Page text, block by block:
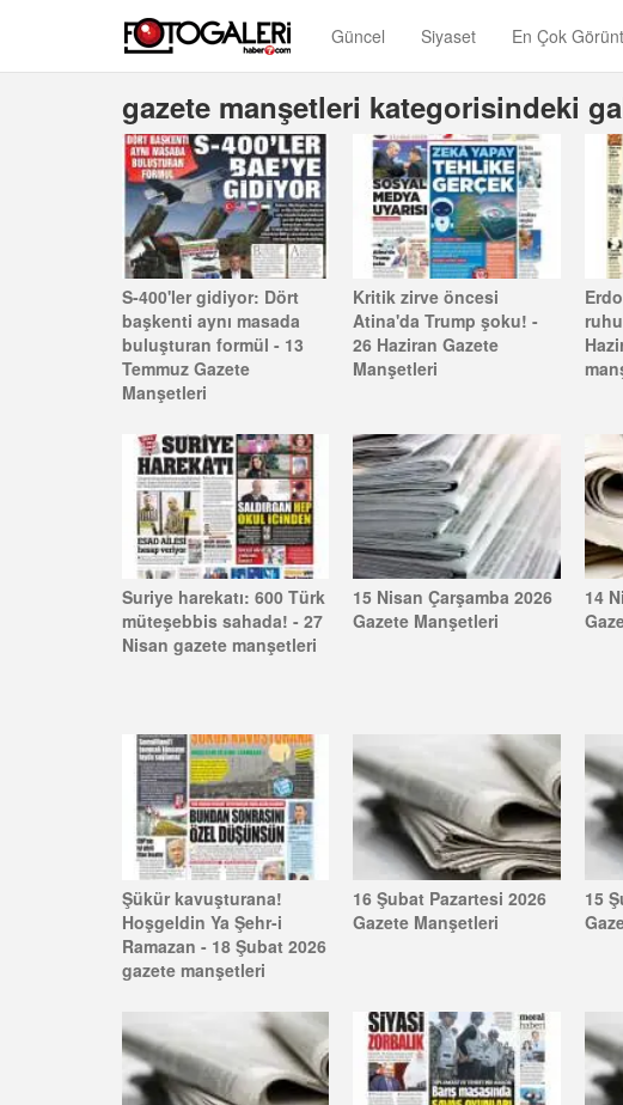
Güncel Siyaset En Çok
gazete manşetleri kategorisindeki
S-400'ler gidiyor: Dört
başkenti aynı masada
buluşturan formül - 13
Temmuz Gazete
Manşetleri
Kritik zirve öncesi
Atina'da Trump şoku! -
26 Haziran Gazete
Manşetleri
Suriye harekatı: 600 Türk
müteşebbis sahada! - 27
Nisan gazete manşetleri
15 Nisan Çarşamba 2026
Gazete Manşetleri
14
Şükür kavuşturana!
Hoşgeldin Ya Şehr-i
Ramazan - 18 Şubat 2026
gazete manşetleri
16 Şubat Pazartesi 2026
Gazete Manşetleri
15